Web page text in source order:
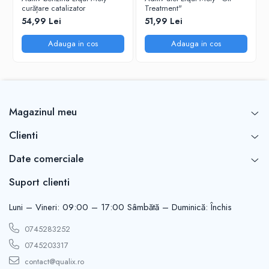
150 ml de soluţie sunt suficienți pentru 50 l de
realimentare în rezervorul de motorină.
Ambalaje disponibile
curățare catalizator
54,99 Lei
Adauga in cos
Treatment"
51,99 Lei
Adauga in cos
Magazinul meu
Clienti
Date comerciale
Suport clienti
Luni – Vineri: 09:00 – 17:00 Sâmbătă – Duminică: Închis
0745283252
0745203317
contact@qualix.ro